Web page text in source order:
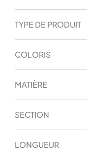
TYPE DE PRODUIT
COLORIS
MATIÈRE
SECTION
LONGUEUR